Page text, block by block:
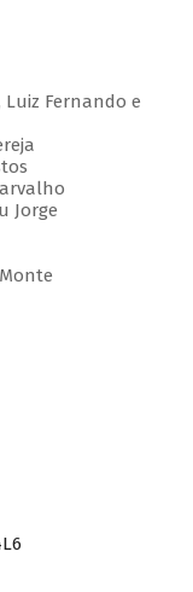
Luiz Fernando e
Jorge